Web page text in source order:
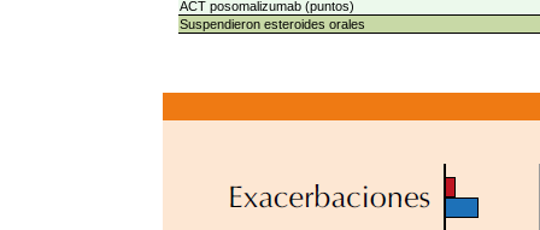
ACT posomalizumab (puntos)
Suspendieron esteroides orales